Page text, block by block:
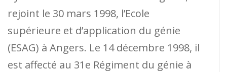
rejoint le 30 mars 1998, l’Ecole
supérieure et d’application du génie
(ESAG) à Angers. Le 14 décembre 1998, il
est affecté au 31e Régiment du génie à